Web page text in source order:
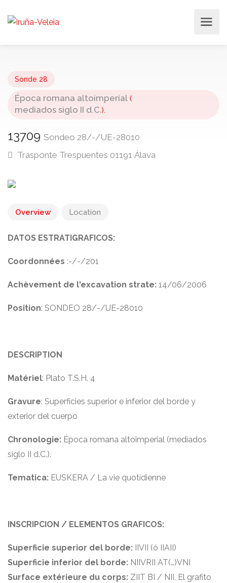
Sonde 28
Época romana altoimperial (
mediados siglo II d.C.).
13709 Sondeo 28/-/UE-28010
Trasponte Trespuentes 01191 Álava
Overview Location
DATOS ESTRATIGRAFICOS:
Coordonnées :-/-/201
Achèvement de l'excavation strate: 14/06/2006
Position: SONDEO 28/-/UE-28010
DESCRIPTION
Matériel: Plato T.S.H. 4
Gravure: Superficies superior e inferior del borde y
exterior del cuerpo
Chronologie: Época romana altoimperial (mediados
siglo II d.C.).
Tematica: EUSKERA / La vie quotidienne
INSCRIPCION / ELEMENTOS GRAFICOS:
Superficie superior del borde: IIVII (ó IIAII)
Superficie inferior del borde: NIIVRII AT(…)VNI
Surface extérieure du corps: ZIIT BI / NII. El grafito